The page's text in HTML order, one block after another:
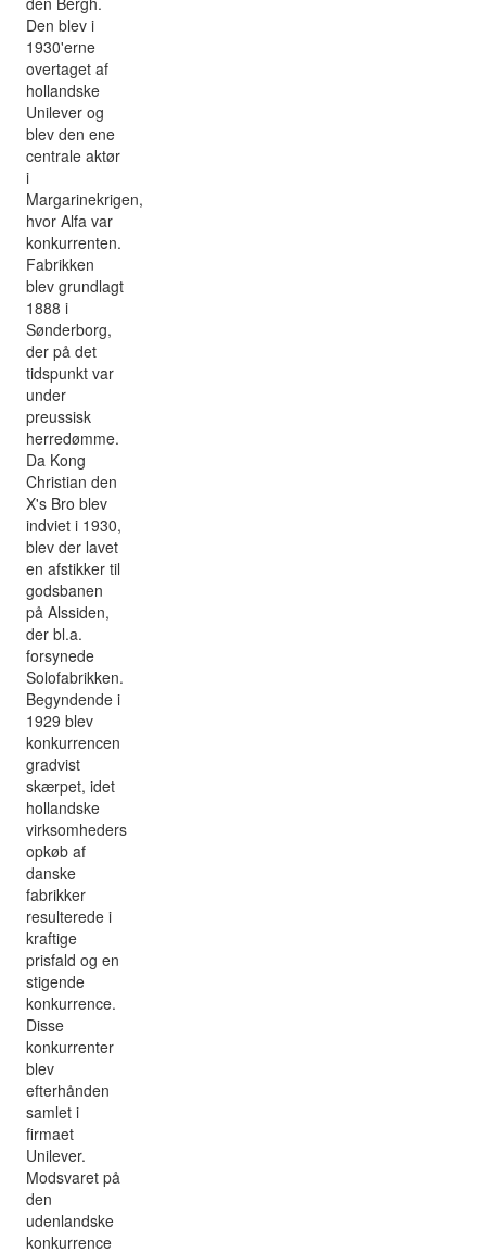
Den blev i
1930'erne
overtaget af
hollandske
Unilever og
blev den ene
centrale aktør
i
Margarinekrigen,
hvor Alfa var
konkurrenten.
Fabrikken
blev grundlagt
1888 i
Sønderborg,
der på det
tidspunkt var
under
preussisk
herredømme.
Da Kong
Christian den
X's Bro blev
indviet i 1930,
blev der lavet
en afstikker til
godsbanen
på Alssiden,
der bl.a.
forsynede
Solofabrikken.
Begyndende i
1929 blev
konkurrencen
gradvist
skærpet, idet
hollandske
virksomheders
opkøb af
danske
fabrikker
resulterede i
kraftige
prisfald og en
stigende
konkurrence.
Disse
konkurrenter
blev
efterhånden
samlet i
firmaet
Unilever.
Modsvaret på
den
udenlandske
konkurrence